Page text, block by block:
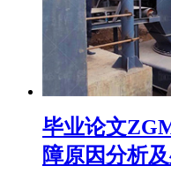
毕业论文
障原因分析